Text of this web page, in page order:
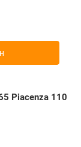
Piacenza 110